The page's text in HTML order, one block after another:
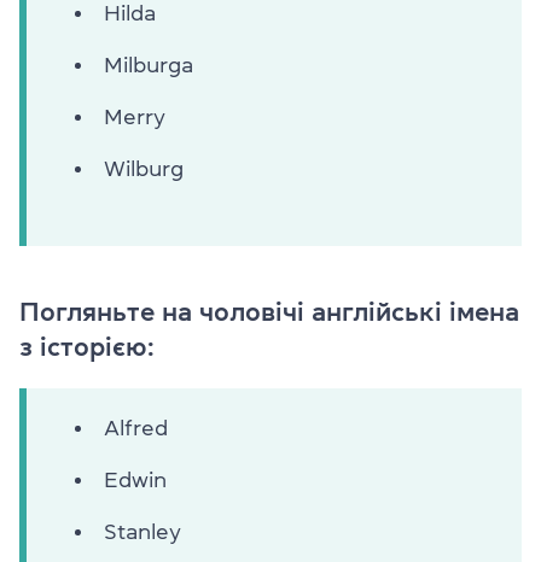
Hilda
Milburga
Merry
Wilburg
Погляньте на чоловічі англійські імена
з історією:
Alfred
Edwin
Stanley